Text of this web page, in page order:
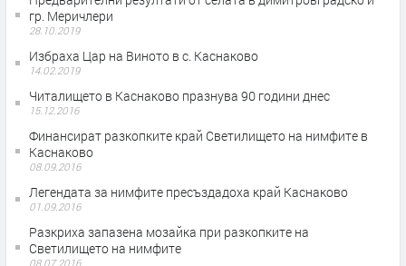
гр. Меричлери
28.10.2019
Избраха Цар на Виното в с. Каснаково
14.02.2019
Читалището в Каснаково празнува 90 години днес
15.12.2016
Финансират разкопките край Светилището на нимфите в
Каснаково
08.09.2016
Легендата за нимфите пресъздадоха край Каснаково
01.09.2016
Разкриха запазена мозайка при разкопките на
Светилището на нимфите
08.07.2016